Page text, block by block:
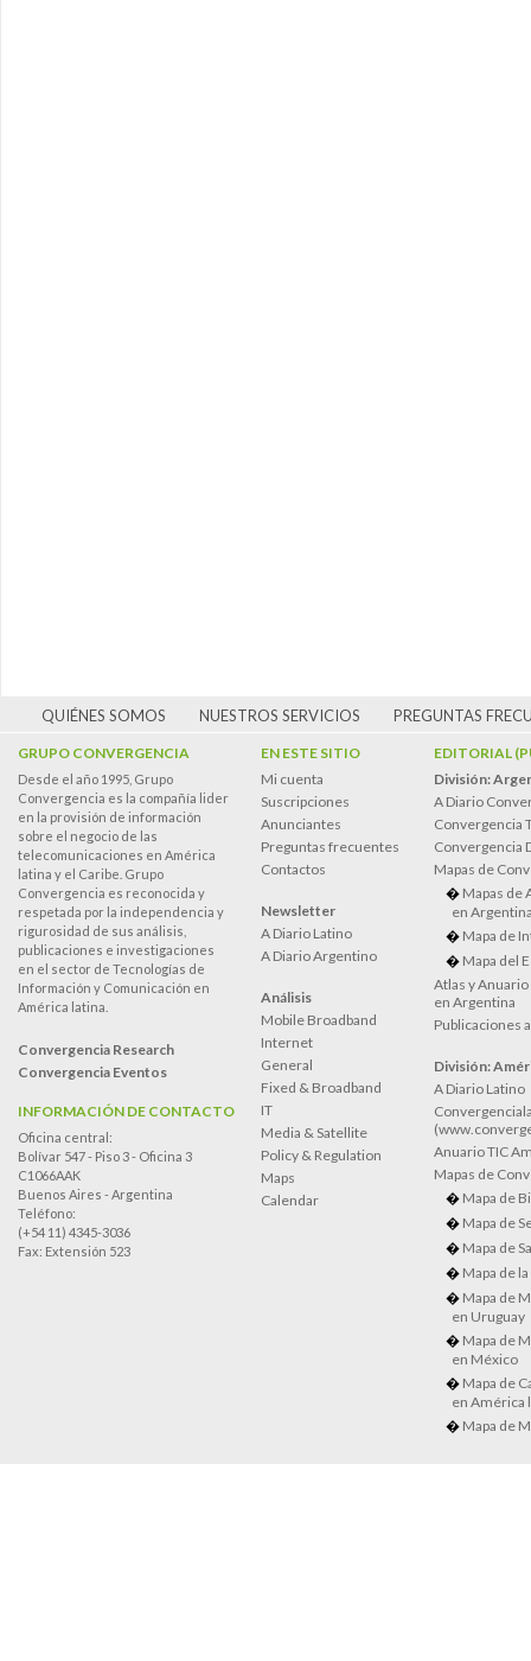
QUIÉNES SOMOS NUESTROS SERVICIOS PREGUNTAS
GRUPO CONVERGENCIA
Desde el año 1995, Grupo
Convergencia es la compañía lider
en la provisión de información
sobre el negocio de las
telecomunicaciones en América
latina y el Caribe. Grupo
Convergencia es reconocida y
respetada por la independencia y
rigurosidad de sus análisis,
publicaciones e investigaciones
en el sector de Tecnologías de
Información y Comunicación en
América latina.
Convergencia Research
Convergencia Eventos
INFORMACIÓN DE CONTACTO
Oficina central:
Bolívar 547 - Piso 3 - Oficina 3
C1066AAK
Buenos Aires - Argentina
Teléfono:
(+54 11) 4345-3036
Fax: Extensión 523
EN ESTE SITIO
Mi cuenta
Suscripciones
Anunciantes
Preguntas frecuentes
Contactos
Newsletter
A Diario Latino
A Diario Argentino
Análisis
Mobile Broadband
Internet
General
Fixed & Broadband
IT
Media & Satellite
Policy & Regulation
Maps
Calendar
EDITORIAL
División:
A Diario
Convergencia
Convergencia
Mapas de
Mapas de
en
Mapa de
Mapa del
Atlas y
en Argentina
Publicaciones
División:
A Diario Latino
Anuario TIC
Mapas de
Mapa de
Mapa de
Mapa de
Mapa de
Mapa de
en Uruguay
Mapa de
en México
Mapa de
en América
Mapa de